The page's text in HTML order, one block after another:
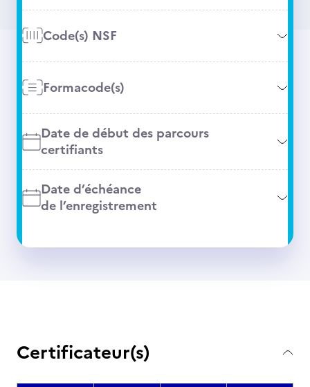
Code(s) NSF
Formacode(s)
Date de début des parcours
certifiants
Date d’échéance
de l’enregistrement
Certificateur(s)